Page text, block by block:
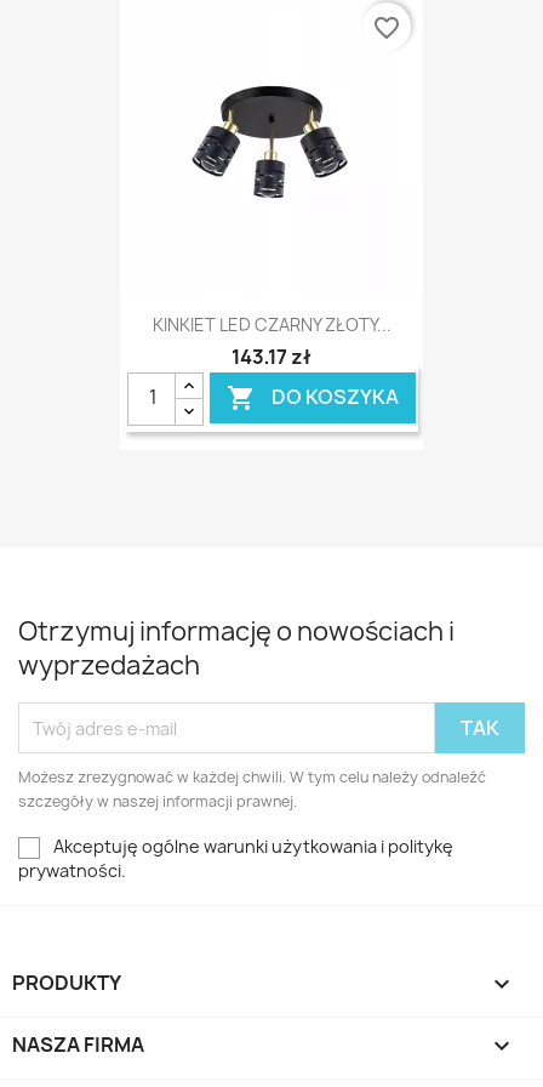
KINKIET LED CZARNY ZŁOTY...
143,17 zł
 DO KOSZYKA
favorite_border
Otrzymuj informację o nowościach i
wyprzedażach
Możesz zrezygnować w każdej chwili. W tym celu należy odnaleźć
szczegóły w naszej informacji prawnej.
Akceptuję ogólne warunki użytkowania i politykę
prywatności.
PRODUKTY 
NASZA FIRMA 